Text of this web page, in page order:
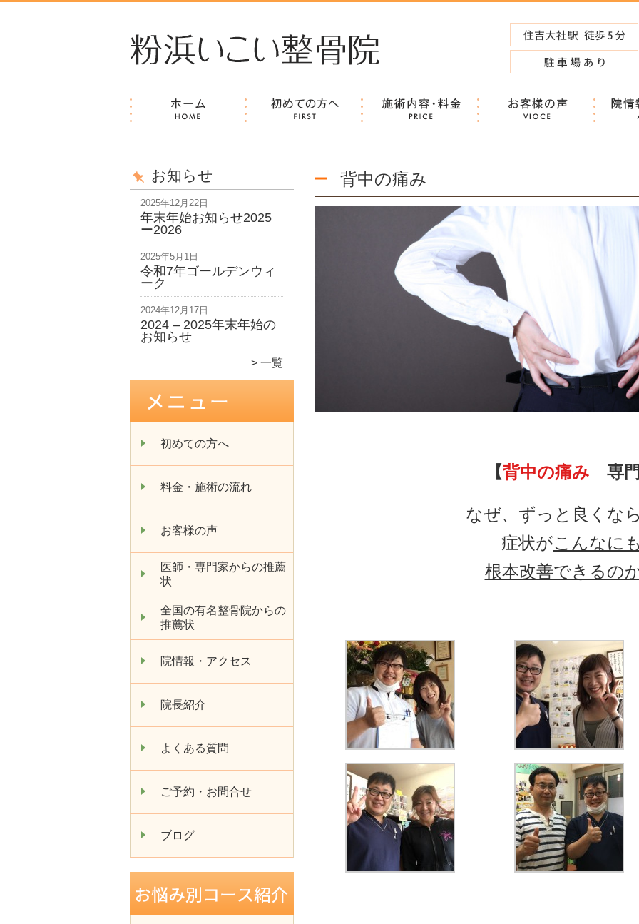
お知らせ
2025年12月22日
年末年始お知らせ2025
ー2026
2025年5月1日
令和7年ゴールデンウィ
ーク
2024年12月17日
2024 – 2025年末年始の
お知らせ
一覧
初めての方へ
料金・施術の流れ
お客様の声
医師・専門家からの推薦
状
全国の有名整骨院からの
推薦状
院情報・アクセス
院長紹介
よくある質問
ご予約・お問合せ
ブログ
背中の痛み
【背中の痛み 専
なぜ、ずっと良くな
症状がこんなに
根本改善できるの